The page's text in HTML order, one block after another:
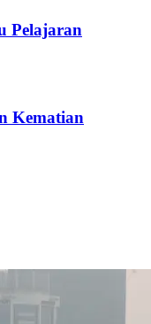
Pelajaran
Kematian